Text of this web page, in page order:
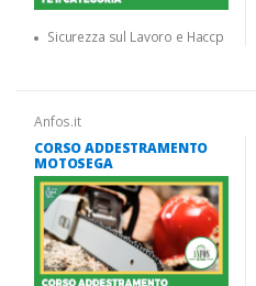
Sicurezza sul Lavoro e Haccp
Anfos.it
CORSO ADDESTRAMENTO
MOTOSEGA